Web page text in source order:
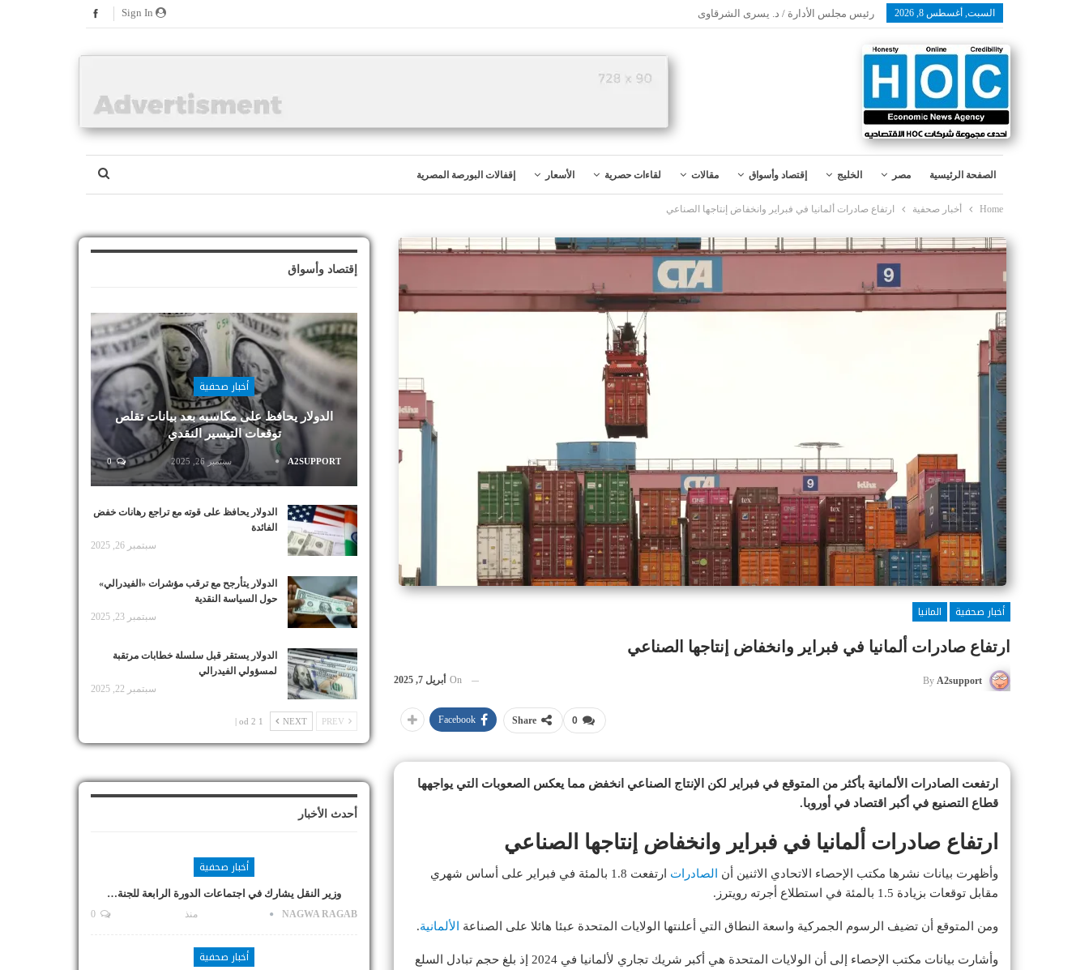
السبت, أغسطس 8, 2026 رئيس مجلس الأدارة / د. يسرى الشرقاوى
الصفحة الرئيسية مصر الخليج إقتصاد وأسواق مقالات لقاءات حصرية الأسعار إقفالات البورصة المصرية
Home أخبار صحفية ارتفاع صادرات ألمانيا في فبراير وانخفاض إنتاجها الصناعي
أخبار صحفية
المانيا
ارتفاع صادرات ألمانيا في فبراير وانخفاض إنتاجها الصناعي
By A2support
On أبريل 7, 2025
0
Share
Facebook
ارتفعت الصادرات الألمانية بأكثر من المتوقع في فبراير لكن الإنتاج الصناعي انخفض مما يعكس الصعوبات التي يواجهها
قطاع التصنيع في أكبر اقتصاد في أوروبا.
ارتفاع صادرات ألمانيا في فبراير وانخفاض إنتاجها الصناعي
وأظهرت بيانات نشرها مكتب الإحصاء الاتحادي الاثنين أن الصادرات
ارتفعت 1.8 بالمئة في فبراير على أساس شهري
مقابل توقعات بزيادة 1.5 بالمئة في استطلاع أجرته رويترز.
ومن المتوقع أن تضيف الرسوم الجمركية واسعة النطاق التي أعلنتها الولايات المتحدة عبئا هائلا على الصناعة الألمانية.
وأشارت بيانات مكتب الإحصاء إلى أن الولايات المتحدة هي أكبر شريك تجاري لألمانيا في 2024 إذ بلغ حجم تبادل السلع
إقتصاد وأسواق
أخبار صحفية
الدولار يحافظ على مكاسبه بعد بيانات تقلص
توقعات التيسير النقدي
A2SUPPORT سبتمبر 26, 2025 0
الدولار يحافظ على قوته مع تراجع رهانات خفض
الفائدة
سبتمبر 26, 2025
الدولار يتأرجح مع ترقب مؤشرات «الفيدرالي»
حول السياسة النقدية
سبتمبر 23, 2025
الدولار يستقر قبل سلسلة خطابات مرتقبة
لمسؤولي الفيدرالي
سبتمبر 22, 2025
NEXT
1 od 2 |
أحدث الأخبار
أخبار صحفية
وزير النقل يشارك في اجتماعات الدورة الرابعة للجنة…
NAGWA RAGAB منذ
أخبار صحفية